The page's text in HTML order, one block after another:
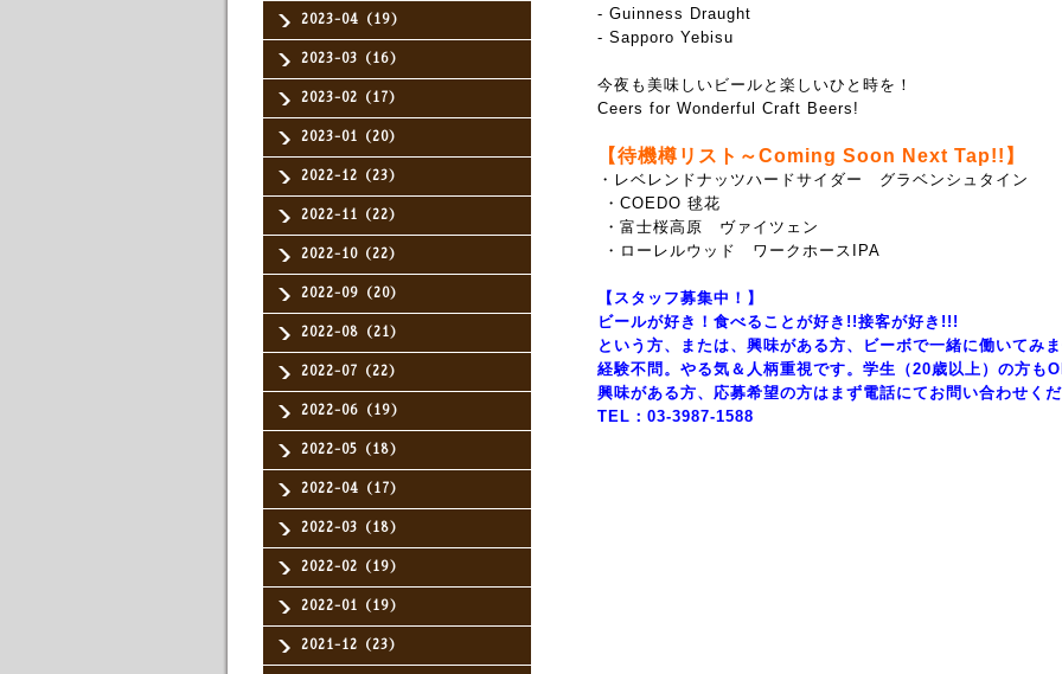
2023-04（19）
2023-03（16）
2023-02（17）
2023-01（20）
2022-12（23）
2022-11（22）
2022-10（22）
2022-09（20）
2022-08（21）
2022-07（22）
2022-06（19）
2022-05（18）
2022-04（17）
2022-03（18）
2022-02（19）
2022-01（19）
2021-12（23）
- Guinness Draught
- Sapporo Yebisu
今夜も美味しいビールと楽しいひと時を！
Ceers for Wonderful Craft Beers!
【待機樽リスト～Coming Soon Next Tap!!】
・レベレンドナッツハードサイダー グラベンシュタイン
・COEDO 毬花
・富士桜高原 ヴァイツェン
・ローレルウッド ワークホースIPA
【スタッフ募集中！】
ビールが好き！食べることが好き!!接客が好き!!!
という方、または、興味がある方、ビーボで一緒に働いてみ
経験不問。やる気＆人柄重視です。学生（20歳以上）の方も
興味がある方、応募希望の方はまず電話にてお問い合わせくだ
TEL：03-3987-1588